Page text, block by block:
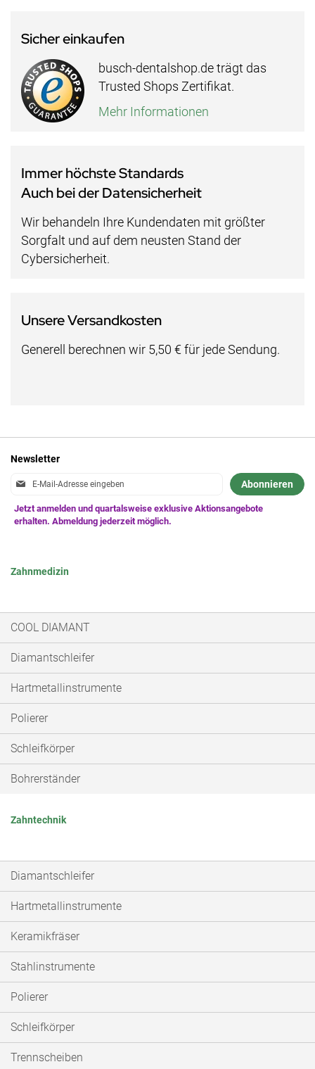
Sicher einkaufen
busch-dentalshop.de trägt das
Trusted Shops Zertifikat.
Mehr Informationen
Immer höchste Standards
Auch bei der Datensicherheit
Wir behandeln Ihre Kundendaten mit größter
Sorgfalt und auf dem neusten Stand der
Cybersicherheit.
Unsere Versandkosten
Generell berechnen wir 5,50 € für jede Sendung.
Newsletter
Anmeldung
Newsletter:
Abonnieren
Zahnmedizin
COOL DIAMANT
Diamantschleifer
Hartmetallinstrumente
Polierer
Schleifkörper
Bohrerständer
Zahntechnik
Diamantschleifer
Hartmetallinstrumente
Keramikfräser
Stahlinstrumente
Polierer
Schleifkörper
Trennscheiben